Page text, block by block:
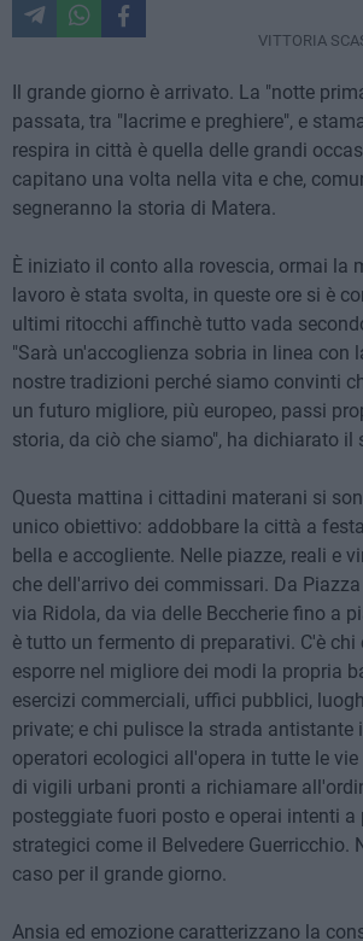
VITTORIA
Il grande giorno è arrivato. La "notte
passata, tra "lacrime e preghiere", e
respira in città è quella delle grandi
capitano una volta nella vita e che,
segneranno la storia di Matera.
È iniziato il conto alla rovescia, ormai la
lavoro è stata svolta, in queste ore si è
ultimi ritocchi affinchè tutto vada
"Sarà un'accoglienza sobria in linea con
nostre tradizioni perché siamo convinti
un futuro migliore, più europeo, passi
storia, da ciò che siamo", ha dichiarato il
Questa mattina i cittadini materani si
unico obiettivo: addobbare la città a
bella e accogliente. Nelle piazze, reali e
che dell'arrivo dei commissari. Da
via Ridola, da via delle Beccherie fino a
è tutto un fermento di preparativi. C'è chi
esporre nel migliore dei modi la propria
esercizi commerciali, uffici pubblici,
private; e chi pulisce la strada antistante
operatori ecologici all'opera in tutte le
di vigili urbani pronti a richiamare
posteggiate fuori posto e operai intenti a
strategici come il Belvedere Guerricchio.
caso per il grande giorno.
Ansia ed emozione caratterizzano la